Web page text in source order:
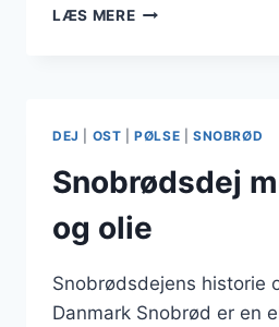
LÆS MERESNOBRØDSDEJ
DEJ OST |PØLSE SNOBRØD
Snobrødsdej
og olie
Snobrødsdejens historie
Danmark Snobrød er en